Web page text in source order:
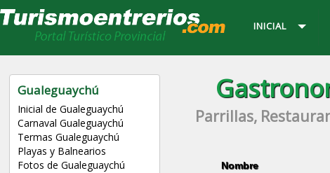
INICIAL
Gualeguaychú
Inicial de Gualeguaychú
Carnaval Gualeguaychú
Termas Gualeguaychú
Playas y Balnearios
Fotos de Gualeguaychú
Parrillas,
Nombre